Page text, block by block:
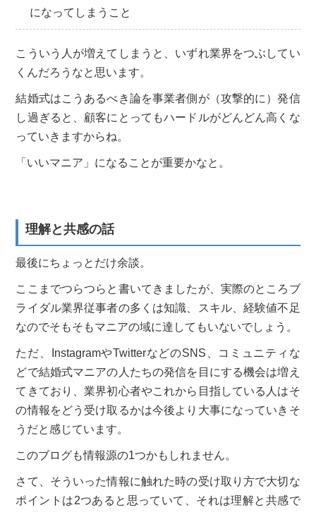
になってしまうこと
こういう人が増えてしまうと、いずれ業界をつぶしてい
くんだろうなと思います。
結婚式はこうあるべき論を事業者側が（攻撃的に）発信
し過ぎると、顧客にとってもハードルがどんどん高くな
っていきますからね。
「いいマニア」になることが重要かなと。
理解と共感の話
最後にちょっとだけ余談。
ここまでつらつらと書いてきましたが、実際のところブ
ライダル業界従事者の多くは知識、スキル、経験値不足
なのでそもそもマニアの域に達してもいないでしょう。
ただ、InstagramやTwitterなどのSNS、コミュニティな
どで結婚式マニアの人たちの発信を目にする機会は増え
てきており、業界初心者やこれから目指している人はそ
の情報をどう受け取るかは今後より大事になっていきそ
うだと感じています。
このブログも情報源の1つかもしれません。
さて、そういった情報に触れた時の受け取り方で大切な
ポイントは2つあると思っていて、それは理解と共感で